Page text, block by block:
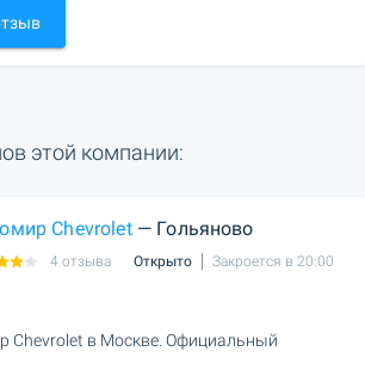
этой компании:
Chevrolet— Гольяново
4 отзыва Открыто Закроется в 20:00
Chevrolet в Москве. Официальный